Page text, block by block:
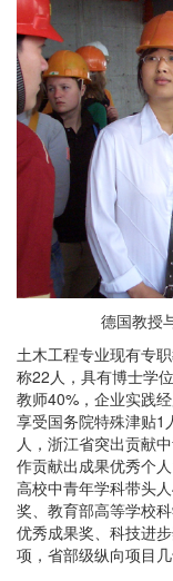
德国教授
土木工程专业现有专
称22人，具有博士学
教师40%，企业实践
享受国务院特殊津贴1
人，浙江省突出贡献
作贡献出成果优秀个
高校中青年学科带头
奖、教育部高等学校
优秀成果奖、科技进
项，省部级纵向项目几